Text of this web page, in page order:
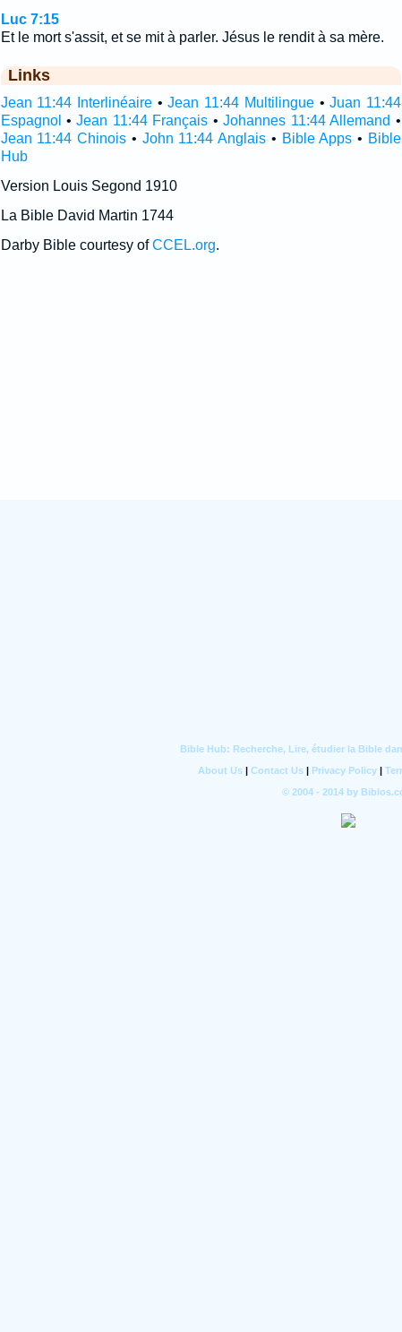
Luc 7:15
Et le mort s'assit, et se mit à parler. Jésus le rendit à sa mère.
Links
Jean 11:44 Interlinéaire•Jean 11:44 Multilingue•Juan 11:44
Espagnol •Jean 11:44 Français •Johannes 11:44 Allemand •
Jean 11:44 Chinois • John 11:44 Anglais • Bible Apps • Bible
Hub
Version Louis Segond 1910
La Bible David Martin 1744
Darby Bible courtesy ofCCEL.org.